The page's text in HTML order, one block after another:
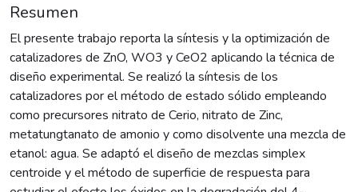
Resumen
El presente trabajo reporta la síntesis y la optimización de
catalizadores de ZnO, WO3 y CeO2 aplicando la técnica de
diseño experimental. Se realizó la síntesis de los
catalizadores por el método de estado sólido empleando
como precursores nitrato de Cerio, nitrato de Zinc,
metatungtanato de amonio y como disolvente una mezcla de
etanol: agua. Se adaptó el diseño de mezclas simplex
centroide y el método de superficie de respuesta para